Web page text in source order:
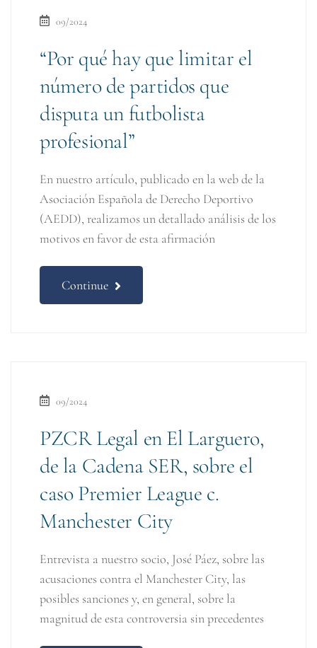
09/2024
“Por qué hay que limitar el
número de partidos que
disputa un futbolista
profesional”
En nuestro artículo, publicado en la web de la
Asociación Española de Derecho Deportivo
(AEDD), realizamos un detallado análisis de los
motivos en favor de esta afirmación
Continue
09/2024
PZCR Legal en El Larguero,
de la Cadena SER, sobre el
caso Premier League c.
Manchester City
Entrevista a nuestro socio, José Páez, sobre las
acusaciones contra el Manchester City, las
posibles sanciones y, en general, sobre la
magnitud de esta controversia sin precedentes